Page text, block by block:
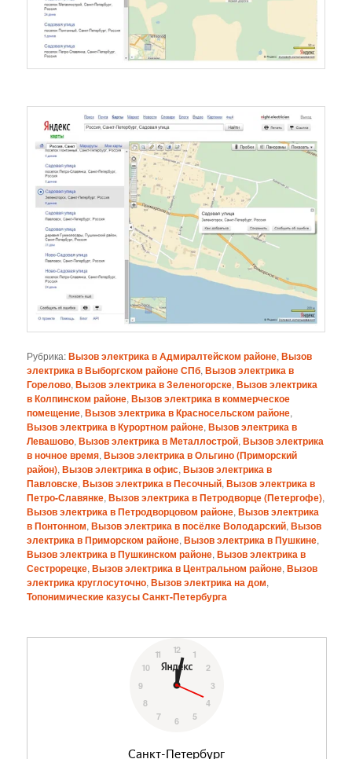
Рубрика:Вызов электрика в Адмиралтейском районе,Вызов
электрика в Выборгском районе СПб,Вызов электрика в
Горелово,Вызов электрика в Зеленогорске,Вызов электрика
в Колпинском районе,Вызов электрика в коммерческое
помещение,Вызов электрика в Красносельском районе,
Вызов электрика в Курортном районе,Вызов электрика в
Левашово,Вызов электрика в Металлострой,Вызов электрика
в ночное время,Вызов электрика в Ольгино (Приморский
район),Вызов электрика в офис,Вызов электрика в
Павловске,Вызов электрика в Песочный,Вызов электрика в
Петро-Славянке,Вызов электрика в Петродворце (Петергофе),
Вызов электрика в Петродворцовом районе,Вызов электрика
в Понтонном,Вызов электрика в посёлке Володарский,Вызов
электрика в Приморском районе,Вызов электрика в Пушкине,
Вызов электрика в Пушкинском районе,Вызов электрика в
Сестрорецке,Вызов электрика в Центральном районе,Вызов
электрика круглосуточно,Вызов электрика на дом,
Топонимические казусы Санкт-Петербурга